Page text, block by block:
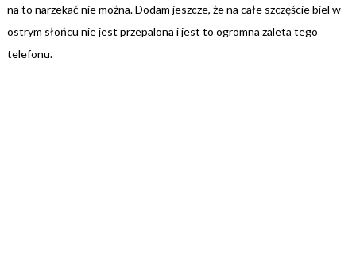
na to narzekać nie można. Dodam jeszcze, że na całe szczęście biel w
ostrym słońcu nie jest przepalona i jest to ogromna zaleta tego
telefonu.